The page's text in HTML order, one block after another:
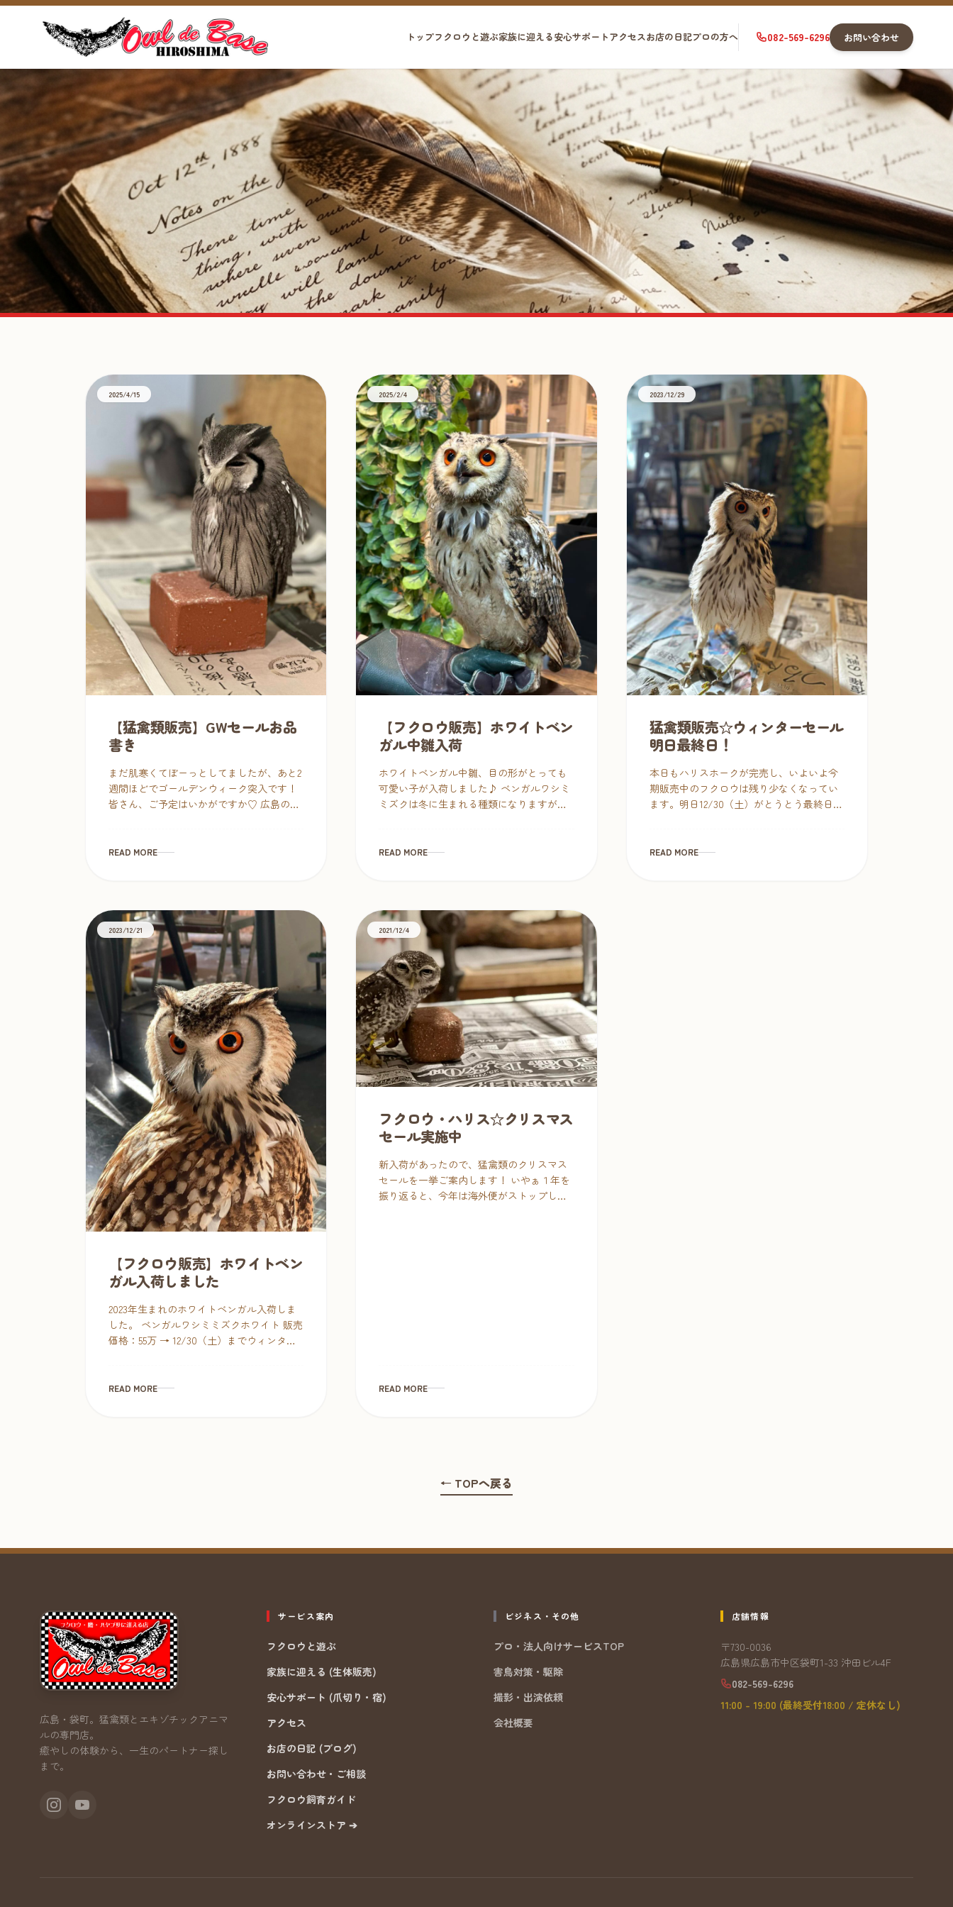
トップフクロウと遊ぶ家族に迎える安心サポートアクセスお店の日記プロの方へ 082-569-6296 お問い合わせ
TAG
2025/4/15
【猛禽類販売】GWセールお品
書き
まだ肌寒くてぼーっとしてましたが、あと2
週間ほどでゴールデンウィーク突入です！
皆さん、ご予定はいかがですか♡ 広島の見
び映画の舞台にもなる鞆の浦 […]
READ MORE
2025/2/4
【フクロウ販売】ホワイトベン
ガル中雛入荷
ホワイトベンガル中雛、目の形がとっても
可愛い子が入荷しました♪ ベンガルワシミ
ミズクは冬に生まれる種類になりますが、
常に人気がある種類です。ベ […]
READ MORE
2023/12/29
猛禽類販売☆ウィンターセール
明日最終日！
本日もハリスホークが完売し、いよいよ今
期販売中のフクロウは残り少なくなってい
ます。明日12/30（土）がとうとう最終日で
ズク 販売価格：35 […]
READ MORE
2023/12/21
【フクロウ販売】ホワイトベン
ガル入荷しました
2023年生まれのホワイトベンガル入荷しま
した。 ベンガルワシミミズクホワイト 販売
価格：55万 → 12/30（土）までウィンター
子ですが […]
READ MORE
2021/12/4
フクロウ・ハリス☆クリスマス
セール実施中
新入荷があったので、猛禽類のクリスマス
セールを一挙ご案内します！ いやぁ１年を
振り返ると、今年は海外便がストップし、
READ MORE
← TOPへ戻る
広島・袋町。猛禽類とエキゾチックアニマ
ルの専門店。
癒やしの体験から、一生のパートナー探し
まで。
サービス案内
フクロウと遊ぶ
家族に迎える (生体販売)
安心サポート (爪切り・宿)
アクセス
お店の日記 (ブログ)
お問い合わせ・ご相談
フクロウ飼育ガイド
オンラインストア ➔
ビジネス・その他
プロ・法人向けサービスTOP
害鳥対策・駆除
撮影・出演依頼
会社概要
店舗情報
〒730-0036
広島県広島市中区袋町1-33 沖田ビル4F
082-569-6296
11:00 - 19:00 (最終受付18:00 / 定休なし)